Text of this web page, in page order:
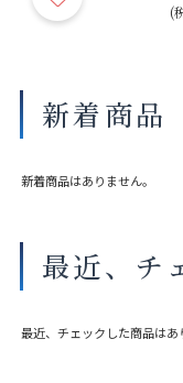
(
新着商品
新着商品はありません。
最近、チ
最近、チェックした商品はあ